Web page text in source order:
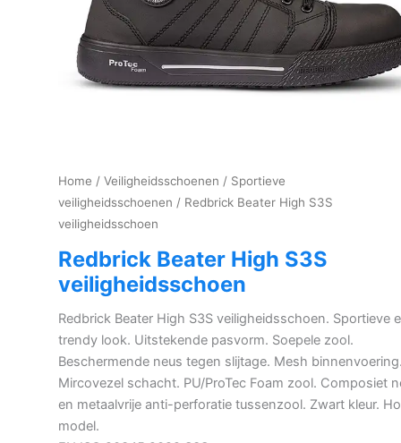
Home / Veiligheidsschoenen / Sportieve
veiligheidsschoenen / Redbrick Beater High S3S
veiligheidsschoen
Redbrick Beater High S3S
veiligheidsschoen
Redbrick Beater High S3S veiligheidsschoen. Sportieve
trendy look. Uitstekende pasvorm. Soepele zool.
Beschermende neus tegen slijtage. Mesh
Mircovezel schacht. PU/ProTec Foam zool. Composiet
en metaalvrije anti-perforatie tussenzool. Zwart kleur.
model.